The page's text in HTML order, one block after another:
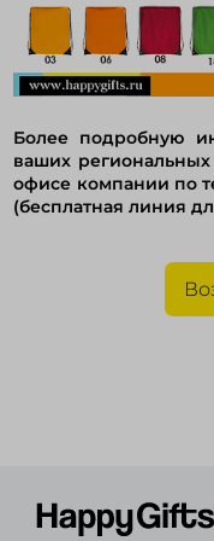
Более подробную
ваших
офисе компании по
(бесплатная линия